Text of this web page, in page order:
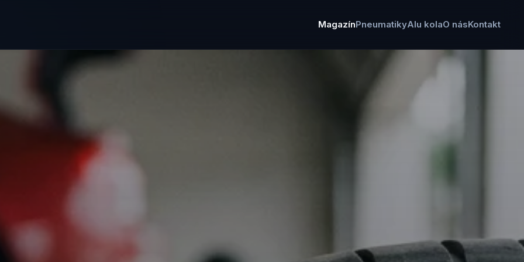
MagazínPneumatikyAlu kolaO násKontakt